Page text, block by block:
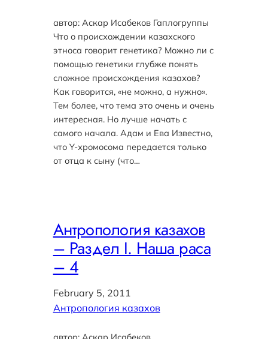
автор: Аскар Исабеков Гаплогруппы
Что о происхождении казахского
этноса говорит генетика? Можно ли с
помощью генетики глубже понять
сложное происхождения казахов?
Как говорится, «не можно, а нужно».
Тем более, что тема это очень и очень
интересная. Но лучше начать с
самого начала. Адам и Ева Известно,
что Y-хромосома передается только
от отца к сыну (что…
Антропология казахов
– Раздел I. Наша раса
– 4
February 5, 2011
Антропология казахов
автор: Аскар Исабеков